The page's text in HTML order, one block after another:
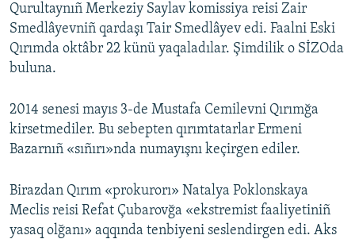
Qurultaynıñ Merkeziy Saylav komissiya reisi Zair
Smedlâyevniñ qardaşı Tair Smedlâyev edi. Faalni Eski
Qırımda oktâbr 22 künü yaqaladılar. Şimdilik o SİZOda
buluna.
2014 senesi mayıs 3-de Mustafa Cemilevni Qırımğa
kirsetmediler. Bu sebepten qırımtatarlar Ermeni
Bazarnıñ «sıñırı»nda numayışnı keçirgen ediler.
Birazdan Qırım «prokurorı» Natalya Poklonskaya
Meclis reisi Refat Çubarovğa «ekstremist faaliyetiniñ
yasaq olğanı» aqqında tenbiyeni seslendirgen edi. Aks